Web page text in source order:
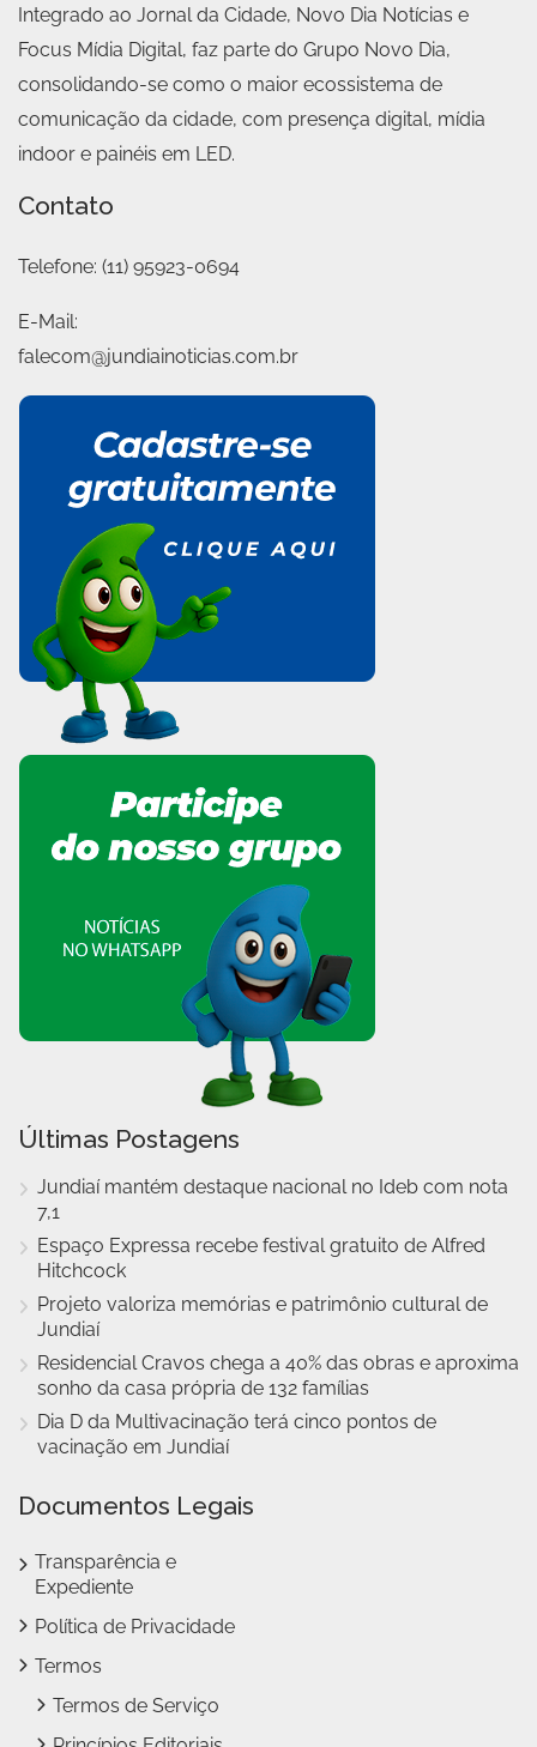
Integrado ao Jornal da Cidade, Novo Dia Notícias e
Focus Mídia Digital, faz parte do Grupo Novo Dia,
consolidando-se como o maior ecossistema de
comunicação da cidade, com presença digital, mídia
indoor e painéis em LED.
Contato
Telefone: (11) 95923-0694
E-Mail:
falecom@jundiainoticias.com.br
Últimas Postagens
Jundiaí mantém destaque nacional no Ideb com nota
7,1
Espaço Expressa recebe festival gratuito de Alfred
Hitchcock
Projeto valoriza memórias e patrimônio cultural de
Jundiaí
Residencial Cravos chega a 40% das obras e aproxima
sonho da casa própria de 132 famílias
Dia D da Multivacinação terá cinco pontos de
vacinação em Jundiaí
Documentos Legais
Transparência e
Expediente
Política de Privacidade
Termos
Termos de Serviço